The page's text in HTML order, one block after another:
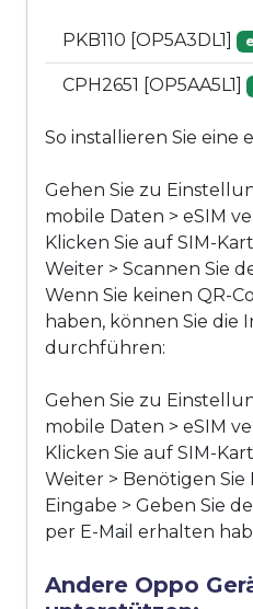
PKB110 [OP5A3DL1]
CPH2651 [OP5AA5L1]
So installieren Sie eine
Gehen Sie zu
mobile Daten > eSIM
Klicken Sie auf SIM-
Weiter > Scannen Sie
Wenn Sie keinen QR-
haben, können Sie die
durchführen:
Gehen Sie zu
mobile Daten > eSIM
Klicken Sie auf SIM-
Weiter > Benötigen Sie
Eingabe > Geben Sie
per E-Mail erhalten
Andere Oppo